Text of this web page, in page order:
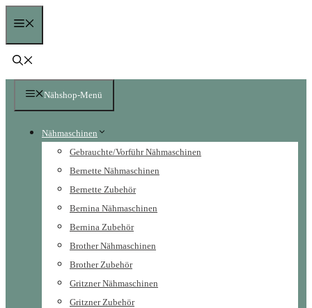
springen
Nähshop-Menü
Nähmaschinen
Gebrauchte/Vorführ Nähmaschinen
Bernette Nähmaschinen
Bernette Zubehör
Bernina Nähmaschinen
Bernina Zubehör
Brother Nähmaschinen
Brother Zubehör
Gritzner Nähmaschinen
Gritzner Zubehör